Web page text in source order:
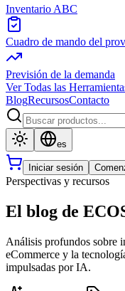
Inventario ABC
Cuadro de mando del
Previsión de la demanda
Ver Todas las
BlogRecursosContacto
es
Iniciar sesión
Perspectivas y recursos
El blog de
Análisis profundos sobre
eCommerce y la
impulsadas por IA.